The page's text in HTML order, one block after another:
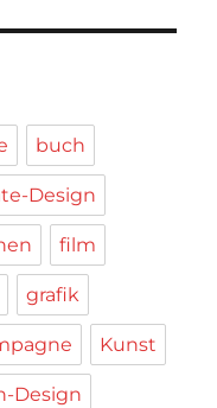
buch
Design
film
grafik
Kunst
Design